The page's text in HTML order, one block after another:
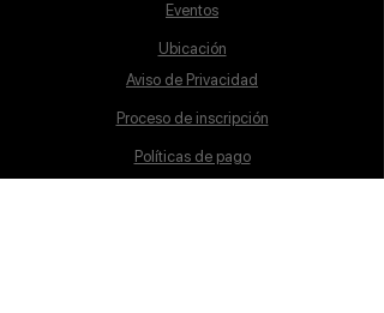
Eventos
Ubicación
Aviso de Privacidad
Proceso de inscripción
Políticas de pago